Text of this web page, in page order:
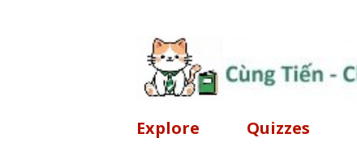
Explore Quizzes